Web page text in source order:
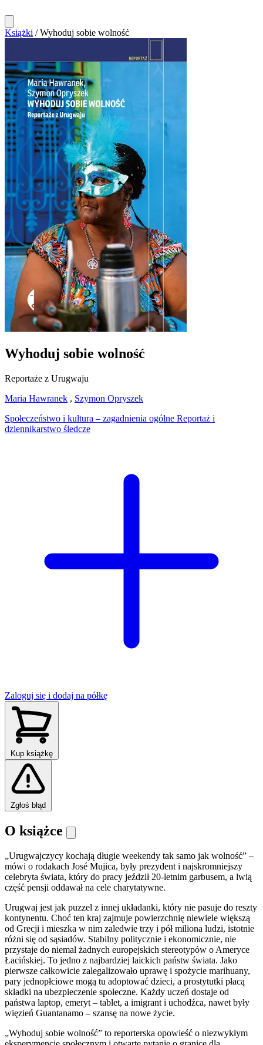
Książki / Wyhoduj sobie wolność
Wyhoduj sobie wolność
Reportaże z Urugwaju
Maria Hawranek , Szymon Opryszek
Społeczeństwo i kultura – zagadnienia ogólne Reportaż i
dziennikarstwo śledcze
Zaloguj się i dodaj na półkę
Kup książkę
Zgłoś błąd
O książce
„Urugwajczycy kochają długie weekendy tak samo jak wolność” –
mówi o rodakach José Mujica, były prezydent i najskromniejszy
celebryta świata, który do pracy jeździł 20-letnim garbusem, a lwią
część pensji oddawał na cele charytatywne.
Urugwaj jest jak puzzel z innej układanki, który nie pasuje do reszty
kontynentu. Choć ten kraj zajmuje powierzchnię niewiele większą
od Grecji i mieszka w nim zaledwie trzy i pół miliona ludzi, istotnie
różni się od sąsiadów. Stabilny politycznie i ekonomicznie, nie
przystaje do niemal żadnych europejskich stereotypów o Ameryce
Łacińskiej. To jedno z najbardziej laickich państw świata. Jako
pierwsze całkowicie zalegalizowało uprawę i spożycie marihuany,
pary jednopłciowe mogą tu adoptować dzieci, a prostytutki płacą
składki na ubezpieczenie społeczne. Każdy uczeń dostaje od
państwa laptop, emeryt – tablet, a imigrant i uchodźca, nawet były
więzień Guantanamo – szansę na nowe życie.
„Wyhoduj sobie wolność” to reporterska opowieść o niezwykłym